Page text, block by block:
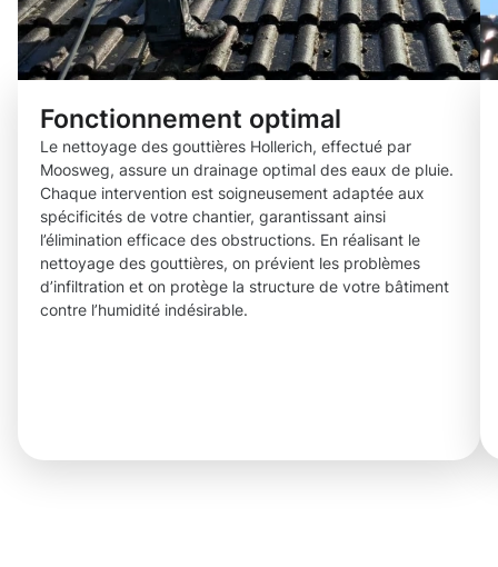
Fonctionnement optimal
Le nettoyage des gouttières Hollerich, effectué par
Moosweg, assure un drainage optimal des eaux de pluie.
Chaque intervention est soigneusement adaptée aux
spécificités de votre chantier, garantissant ainsi
l’élimination efficace des obstructions. En réalisant le
nettoyage des gouttières, on prévient les problèmes
d’infiltration et on protège la structure de votre bâtiment
contre l’humidité indésirable.